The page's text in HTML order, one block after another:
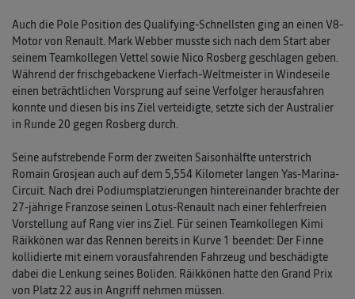
Auch die Pole Position des Qualifying-Schnellsten ging an einen V8-
Motor von Renault. Mark Webber musste sich nach dem Start aber
seinem Teamkollegen Vettel sowie Nico Rosberg geschlagen geben.
Während der frischgebackene Vierfach-Weltmeister in Windeseile
einen beträchtlichen Vorsprung auf seine Verfolger herausfahren
konnte und diesen bis ins Ziel verteidigte, setzte sich der Australier
in Runde 20 gegen Rosberg durch.
Seine aufstrebende Form der zweiten Saisonhälfte unterstrich
Romain Grosjean auch auf dem 5,554 Kilometer langen Yas-Marina-
Circuit. Nach drei Podiumsplatzierungen hintereinander brachte der
27-jährige Franzose seinen Lotus-Renault nach einer fehlerfreien
Vorstellung auf Rang vier ins Ziel. Für seinen Teamkollegen Kimi
Räikkönen war das Rennen bereits in Kurve 1 beendet: Der Finne
kollidierte mit einem vorausfahrenden Fahr­zeug und beschädigte
dabei die Lenkung seines Boliden. Räikkönen hatte den Grand Prix
von Platz 22 aus in Angriff nehmen müssen.